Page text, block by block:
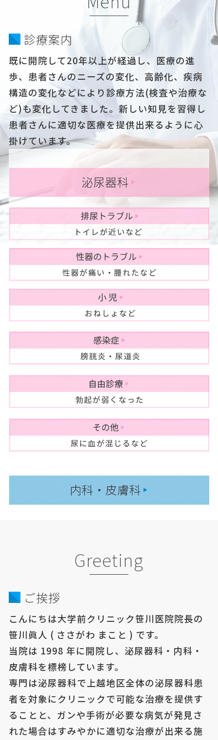
診療案内
既に開院して20年以上が経過し、医療の進
歩、患者さんのニーズの変化、高齢化、疾病
構造の変化などにより診療方法(検査や治療な
ど)も変化してきました。新しい知見を習得し
患者さんに適切な医療を提供出来るように心
掛けています。
Greeting
ご挨拶
こんにちは大学前クリニック笹川医院院長の
笹川眞人 ( ささがわ まこと ) です。
当院は 1998 年に開院し、泌尿器科・内科・
皮膚科を標榜しています。
専門は泌尿器科で上越地区全体の泌尿器科患
者を対象にクリニックで可能な治療を提供す
ることと、ガンや手術が必要な病気が発見さ
れた場合はすみやかに適切な治療が出来る施